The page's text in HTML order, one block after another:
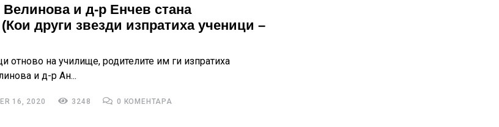
и д-р Енчев стана
други звезди изпратиха ученици –
отново на училище, родителите им ги изпратиха
и д-р Ан...
16, 2020 3248 0 КОМЕНТАРА